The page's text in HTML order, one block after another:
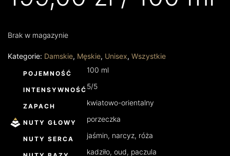
Brak w magazynie
Kategorie: Damskie, Męskie, Unisex, Wszystkie
POJEMNOŚĆ 100 ml
INTENSYWNOŚĆ 5/5
ZAPACH kwiatowo-orientalny
NUTY GŁOWY porzeczka
NUTY SERCA jaśmin, narcyz, róża
kadziło, oud, paczula